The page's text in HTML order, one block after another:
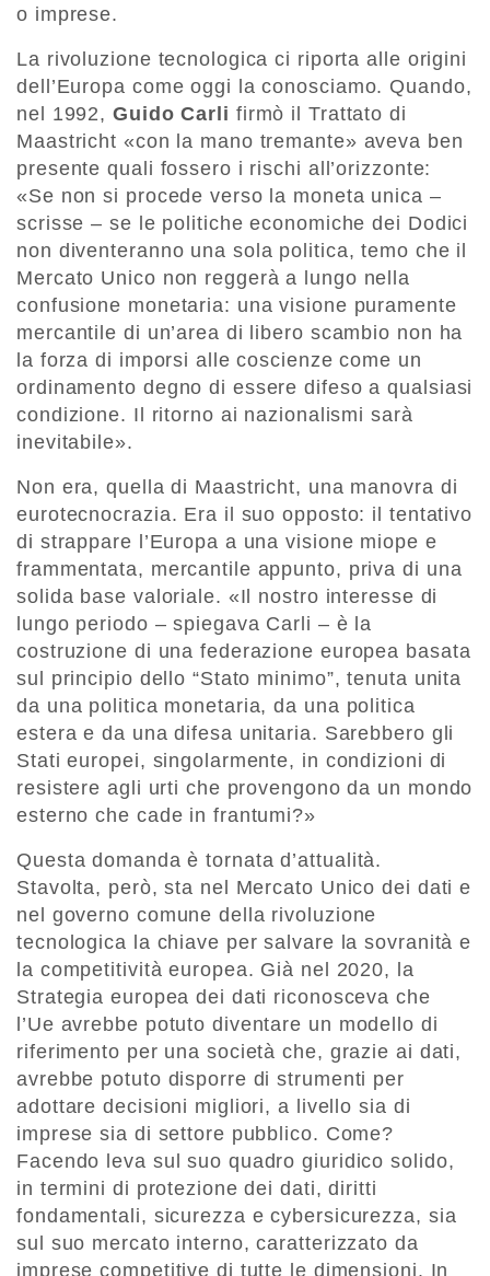
o imprese.
La rivoluzione tecnologica ci riporta alle origini
dell’Europa come oggi la conosciamo. Quando,
nel 1992,Guido Carli firmò il Trattato di
Maastricht «con la mano tremante» aveva ben
presente quali fossero i rischi all’orizzonte:
«Se non si procede verso la moneta unica –
scrisse – se le politiche economiche dei Dodici
non diventeranno una sola politica, temo che il
Mercato Unico non reggerà a lungo nella
confusione monetaria: una visione puramente
mercantile di un’area di libero scambio non ha
la forza di imporsi alle coscienze come un
ordinamento degno di essere difeso a qualsiasi
condizione. Il ritorno ai nazionalismi sarà
inevitabile».
Non era, quella di Maastricht, una manovra di
eurotecnocrazia. Era il suo opposto: il tentativo
di strappare l’Europa a una visione miope e
frammentata, mercantile appunto, priva di una
solida base valoriale. «Il nostro interesse di
lungo periodo – spiegava Carli – è la
costruzione di una federazione europea basata
sul principio dello “Stato minimo”, tenuta unita
da una politica monetaria, da una politica
estera e da una difesa unitaria. Sarebbero gli
Stati europei, singolarmente, in condizioni di
resistere agli urti che provengono da un mondo
esterno che cade in frantumi?»
Questa domanda è tornata d’attualità.
Stavolta, però, sta nel Mercato Unico dei dati e
nel governo comune della rivoluzione
tecnologica la chiave per salvare la sovranità e
la competitività europea. Già nel 2020, la
Strategia europea dei dati riconosceva che
l’Ue avrebbe potuto diventare un modello di
riferimento per una società che, grazie ai dati,
avrebbe potuto disporre di strumenti per
adottare decisioni migliori, a livello sia di
imprese sia di settore pubblico. Come?
Facendo leva sul suo quadro giuridico solido,
in termini di protezione dei dati, diritti
fondamentali, sicurezza e cybersicurezza, sia
sul suo mercato interno, caratterizzato da
imprese competitive di tutte le dimensioni. In